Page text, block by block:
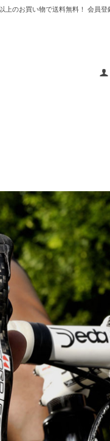
のお買い物で送料無料！ 会員登